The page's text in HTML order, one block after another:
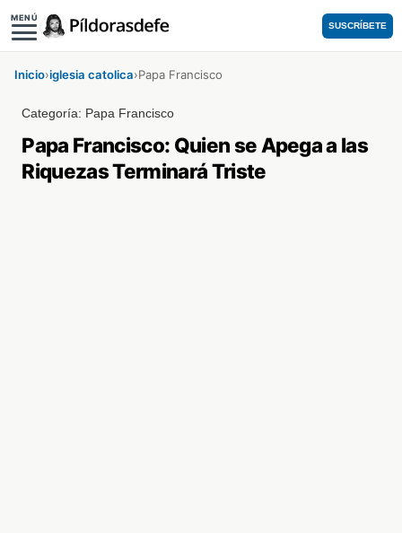
MENÚ
SUSCRÍBETE
Inicio›iglesia catolica›Papa Francisco
Categoría: Papa Francisco
Papa Francisco: Quien se Apega a las
Riquezas Terminará Triste